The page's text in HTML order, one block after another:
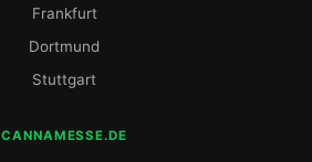
Frankfurt
Dortmund
Stuttgart
CANNAMESSE.DE